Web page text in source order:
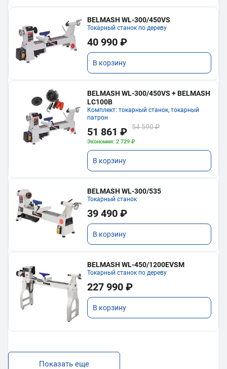
BELMASH WL-300/450VS
Токарный станок по дереву
40 990 ₽
В корзину
BELMASH WL-300/450VS + BELMASH
LC100B
Комплект: токарный станок, токарный
патрон
51 861 ₽ 54 590 ₽
Экономия: 2 729 ₽
В корзину
BELMASH WL-300/535
Токарный станок
39 490 ₽
В корзину
BELMASH WL-450/1200EVSM
Токарный станок по дереву
227 990 ₽
В корзину
Показать еще